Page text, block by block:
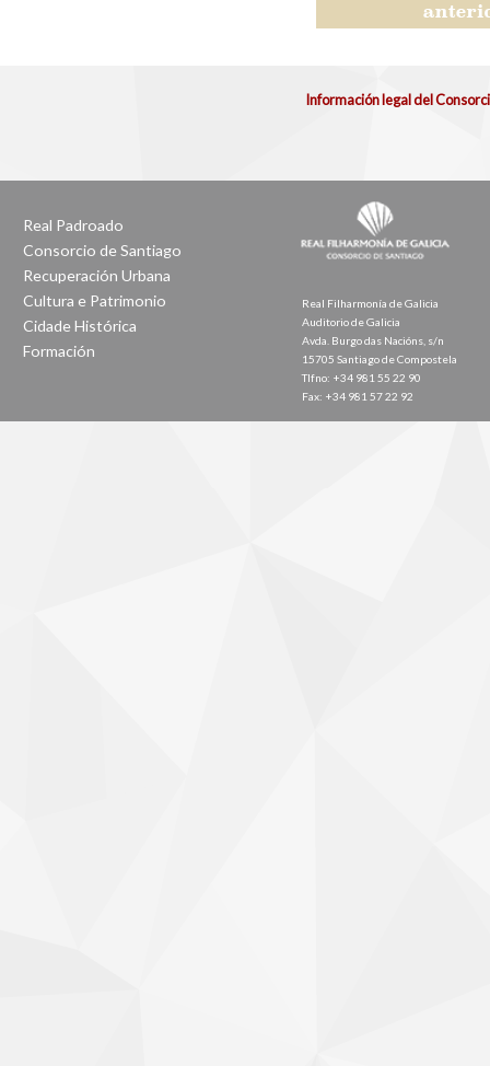
Información legal del
Real Padroado
Consorcio de Santiago
Recuperación Urbana
Cultura e Patrimonio
Cidade Histórica
Formación
Real Filharmonía de Galicia
Auditorio de Galicia
Avda. Burgo das Nacións, s/n
15705 Santiago de Compostela
Tlfno: +34 981 55 22 90
Fax: +34 981 57 22 92